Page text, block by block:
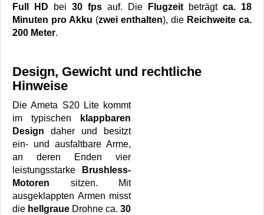
Full HD bei 30 fps auf. Die Flugzeit beträgt ca. 18
Minuten pro Akku (zwei enthalten), die Reichweite ca.
200 Meter.
Design, Gewicht und rechtliche
Hinweise
Die Ameta S20 Lite kommt
im typischen
klappbaren
Design daher und besitzt
ein- und ausfaltbare Arme,
an deren Enden vier
leistungsstarke
Brushless-
Motoren sitzen. Mit
ausgeklappten Armen misst
die hellgraue Drohne ca. 30